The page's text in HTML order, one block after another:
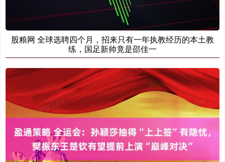
股粮网 全球选聘四个月，招来只有一年执教经历的本土教
练，国足新帅竟是邵佳一